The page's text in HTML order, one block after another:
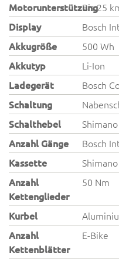
Motorunterstützung
Bis 25
Display
Bosch
Akkugröße
500 Wh
Akkutyp
Li-Ion
Ladegerät
Bosch
Schaltung
Schalthebel
Anzahl Gänge
Bosch
Kassette
Anzahl
Kettenglieder
50 Nm
Kurbel
Anzahl
Kettenblätter
E-Bike